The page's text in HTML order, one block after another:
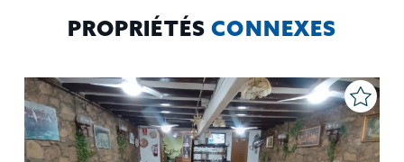
PROPRIÉTÉS CONNEXES